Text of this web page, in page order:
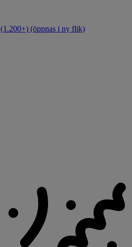
(1.200+) (öppnas i ny flik)